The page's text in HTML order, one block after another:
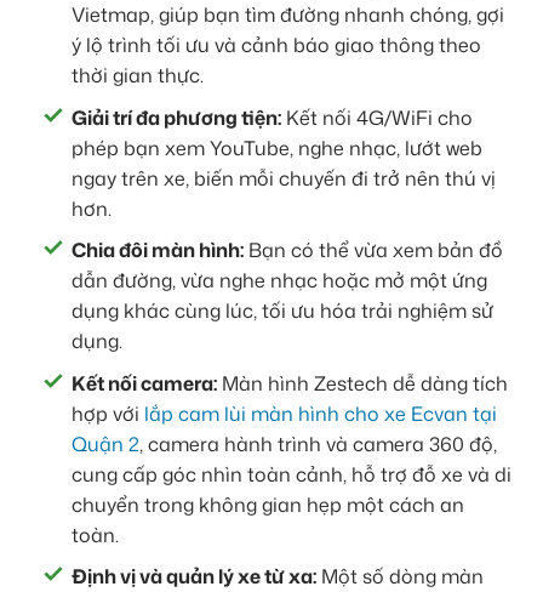
Vietmap, giúp bạn tìm đường nhanh chóng, gợi
ý lộ trình tối ưu và cảnh báo giao thông theo
thời gian thực.
Giải trí đa phương tiện: Kết nối 4G/WiFi cho
phép bạn xem YouTube, nghe nhạc, lướt web
ngay trên xe, biến mỗi chuyến đi trở nên thú vị
hơn.
Chia đôi màn hình: Bạn có thể vừa xem bản đồ
dẫn đường, vừa nghe nhạc hoặc mở một ứng
dụng khác cùng lúc, tối ưu hóa trải nghiệm sử
dụng.
Kết nối camera: Màn hình Zestech dễ dàng tích
hợp với lắp cam lùi màn hình cho xe Ecvan tại
Quận 2, camera hành trình và camera 360 độ,
cung cấp góc nhìn toàn cảnh, hỗ trợ đỗ xe và di
chuyển trong không gian hẹp một cách an
toàn.
Định vị và quản lý xe từ xa: Một số dòng màn